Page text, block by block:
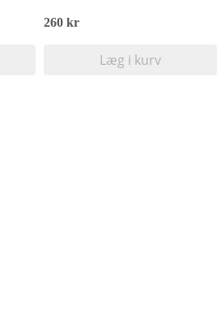
260 kr
Læg i kurv